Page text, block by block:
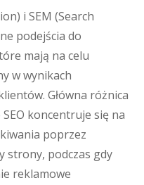
i SEM (Search
podejścia do
mają na celu
w wynikach
Główna różnica
koncentruje się na
poprzez
strony, podczas gdy
reklamowe